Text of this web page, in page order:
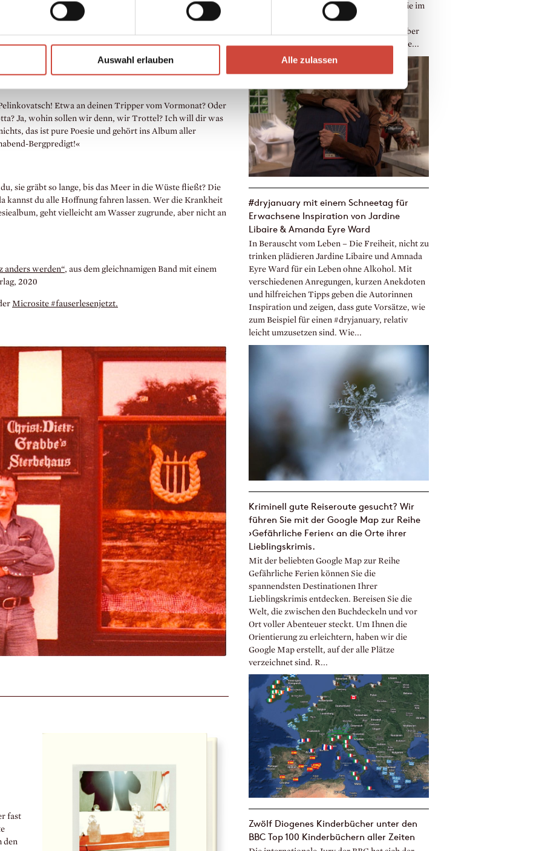
Auswahl erlauben Alle zulassen
Wer hätte das von Eve gedacht!«
hat sie noch geschrieben.«
nächsten Mittwoch verwenden. Die Ohren werden ihnen
erst den besoffenen!«
gedacht hat, als sie das schrieb.«
Etwa an deinen Tripper vom Vormonat? Oder
Ja, wohin sollen wir denn, wir Trottel? Ich will dir was
das ist pure Poesie und gehört ins Album aller
Bergpredigt!«
sie gräbt so lange, bis das Meer in die Wüste fließt? Die
kannst du alle Hoffnung fahren lassen. Wer die Krankheit
geht vielleicht am Wasser zugrunde, aber nicht an
anders werden“, aus dem gleichnamigen Band mit einem
2020
Microsite #fauserlesenjetzt.
fast
den
wahren Botschaften und ihrer Fähigkeit, sie im
Innersten zu berühren. Sie wurden in
unglaubliche 81 Sprachen übersetzt und über
325 Millionen Mal verkauft. Längst sind sie...
#dryjanuary mit einem Schneetag für
Erwachsene Inspiration von Jardine
Libaire & Amanda Eyre Ward
In Berauscht vom Leben – Die Freiheit, nicht zu
trinken plädieren Jardine Libaire und Amnada
Eyre Ward für ein Leben ohne Alkohol. Mit
verschiedenen Anregungen, kurzen Anekdoten
und hilfreichen Tipps geben die Autorinnen
Inspiration und zeigen, dass gute Vorsätze, wie
zum Beispiel für einen #dryjanuary, relativ
leicht umzusetzen sind. Wie...
Kriminell gute Reiseroute gesucht? Wir
führen Sie mit der Google Map zur Reihe
›Gefährliche Ferien‹ an die Orte ihrer
Lieblingskrimis.
Mit der beliebten Google Map zur Reihe
Gefährliche Ferien können Sie die
spannendsten Destinationen Ihrer
Lieblingskrimis entdecken. Bereisen Sie die
Welt, die zwischen den Buchdeckeln und vor
Ort voller Abenteuer steckt. Um Ihnen die
Orientierung zu erleichtern, haben wir die
Google Map erstellt, auf der alle Plätze
verzeichnet sind. R...
Zwölf Diogenes Kinderbücher unter den
BBC Top 100 Kinderbüchern aller Zeiten